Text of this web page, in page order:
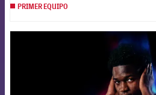
PRIMER EQUIPO
FCB